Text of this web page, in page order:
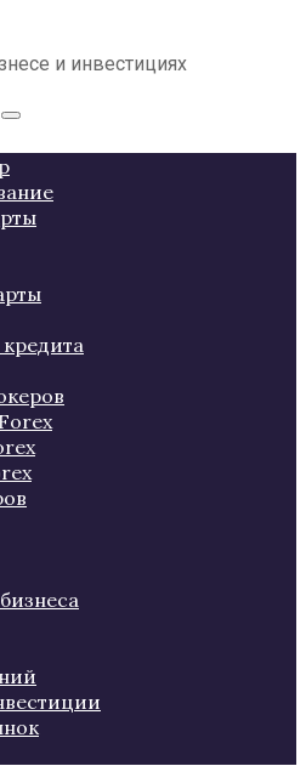
и инвестициях